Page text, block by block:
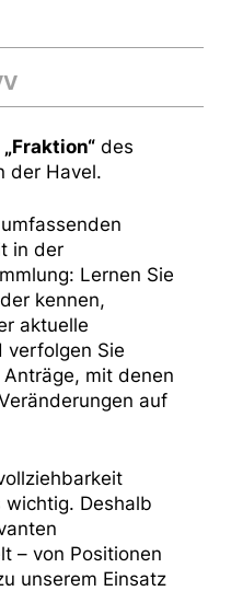
„Fraktion“ des
der Havel.
in der
Lernen Sie
kennen,
aktuelle
verfolgen Sie
mit denen
auf
Deshalb
– von Positionen
unserem Einsatz